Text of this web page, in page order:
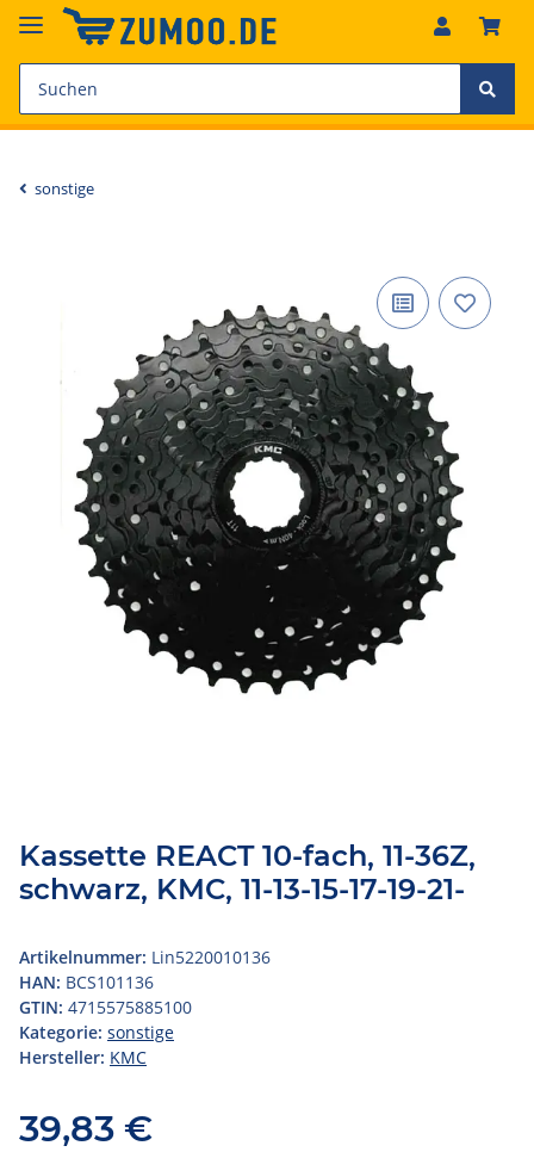
sonstige
Kassette REACT 10-fach, 11-36Z,
schwarz, KMC, 11-13-15-17-19-21-
Artikelnummer: Lin5220010136
HAN: BCS101136
GTIN: 4715575885100
Kategorie: sonstige
Hersteller: KMC
39,83 €